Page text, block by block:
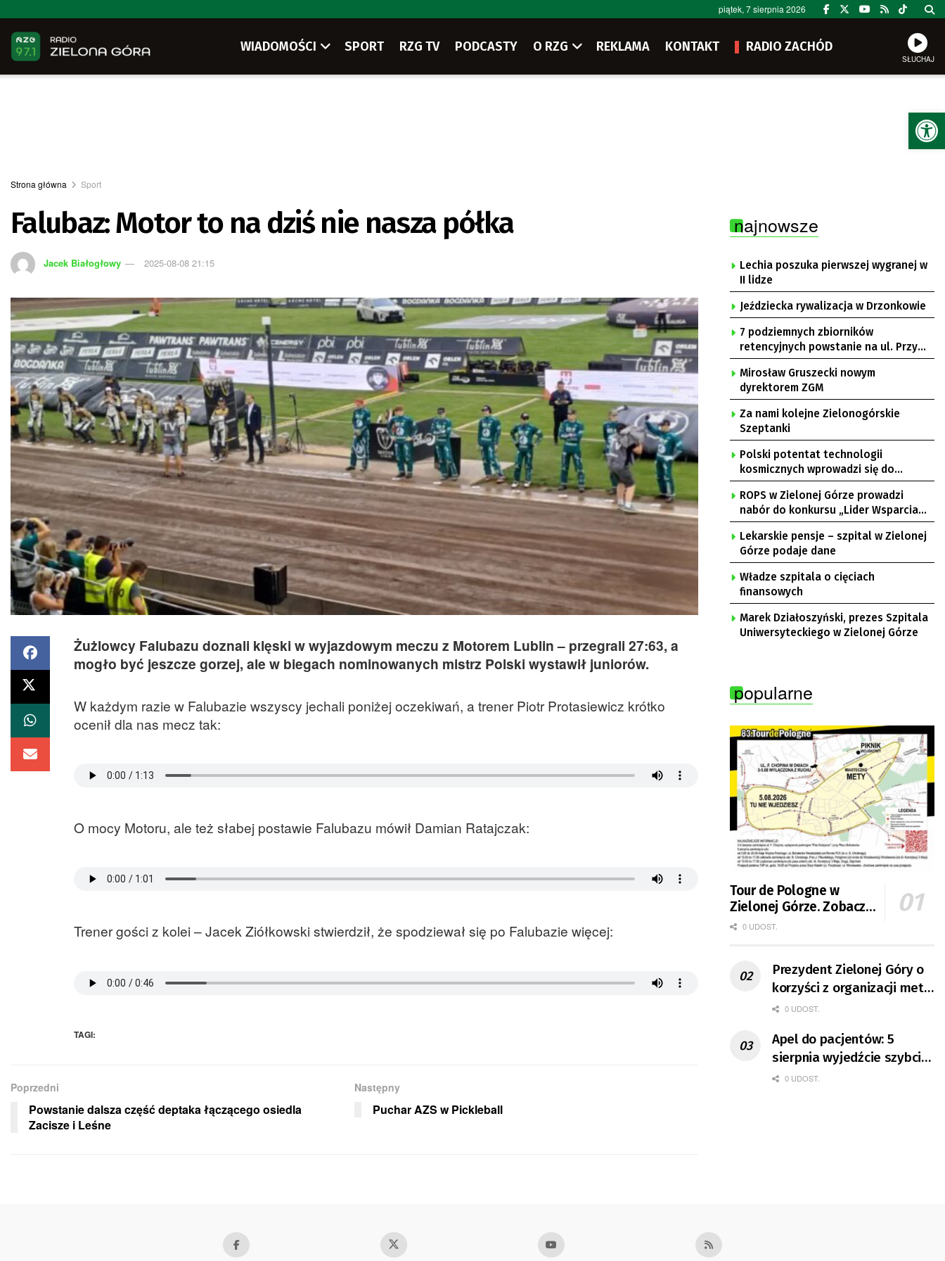
piątek, 7 sierpnia 2026
WIADOMOŚCI SPORT RZG TV PODCASTY O RZG REKLAMA KONTAKT RADIO ZACHÓD
SŁUCHAJ
Strona główna Sport
Falubaz: Motor to na dziś nie nasza półka
Jacek Białogłowy 2025-08-08 21:15
Żużlowcy Falubazu doznali klęski w wyjazdowym meczu z Motorem Lublin – przegrali 27:63, a
mogło być jeszcze gorzej, ale w biegach nominowanych mistrz Polski wystawił juniorów.
W każdym razie w Falubazie wszyscy jechali poniżej oczekiwań, a trener Piotr Protasiewicz krótko
ocenił dla nas mecz tak:
O mocy Motoru, ale też słabej postawie Falubazu mówił Damian Ratajczak:
Trener gości z kolei – Jacek Ziółkowski stwierdził, że spodziewał się po Falubazie więcej:
TAGI:
Poprzedni
Powstanie dalsza część deptaka łączącego osiedla
Zacisze i Leśne
Następny
Puchar AZS w Pickleball
najnowsze
Lechia poszuka pierwszej wygranej w
II lidze
Jeździecka rywalizacja w Drzonkowie
7 podziemnych zbiorników
retencyjnych powstanie na ul. Przy
Gazowni
Mirosław Gruszecki nowym
dyrektorem ZGM
Za nami kolejne Zielonogórskie
Szeptanki
Polski potentat technologii
kosmicznych wprowadzi się do
Zielonej Góry
ROPS w Zielonej Górze prowadzi
nabór do konkursu „Lider Wsparcia
Seniora”
Lekarskie pensje – szpital w Zielonej
Górze podaje dane
Władze szpitala o cięciach
finansowych
Marek Działoszyński, prezes Szpitala
Uniwersyteckiego w Zielonej Górze
popularne
Tour de Pologne w
Zielonej Górze. Zobacz
zmiany w organizacji
0 UDOST.
Prezydent Zielonej Góry o
korzyści z organizacji mety
Tour de Pologne
0 UDOST.
Apel do pacjentów: 5
sierpnia wyjedźcie szybciej
z domów
0 UDOST.